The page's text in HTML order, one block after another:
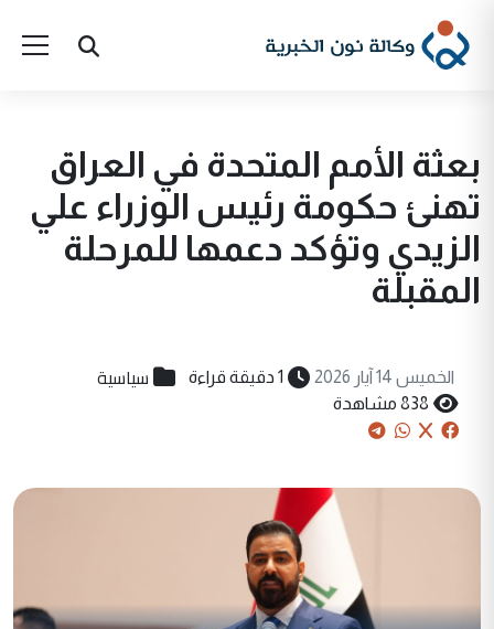
بعثة الأمم المتحدة في العراق
تهنئ حكومة رئيس الوزراء علي
الزيدي وتؤكد دعمها للمرحلة
المقبلة
الخميس 14 آيار 2026 1 دقيقة قراءة سياسية
838 مشاهدة